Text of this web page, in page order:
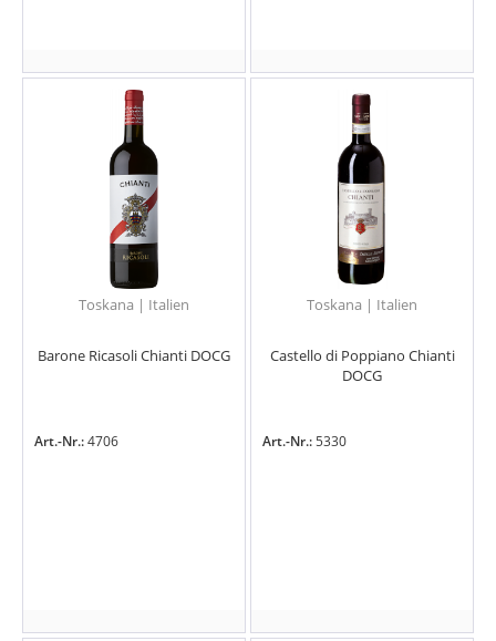
Toskana | Italien
Barone Ricasoli Chianti DOCG
Art.-Nr.:4706
Toskana | Italien
Castello di Poppiano Chianti
DOCG
Art.-Nr.:5330